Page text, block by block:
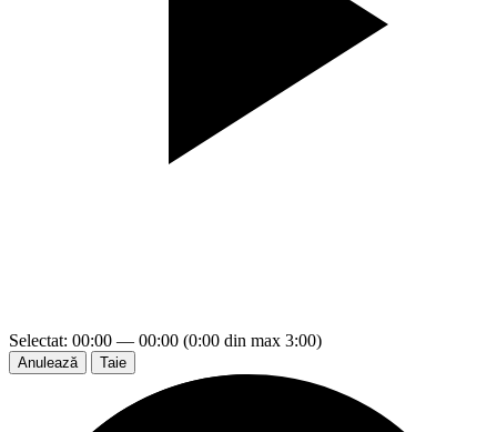
Selectat: 00:00 — 00:00 (0:00 din max 3:00)
Anulează Taie